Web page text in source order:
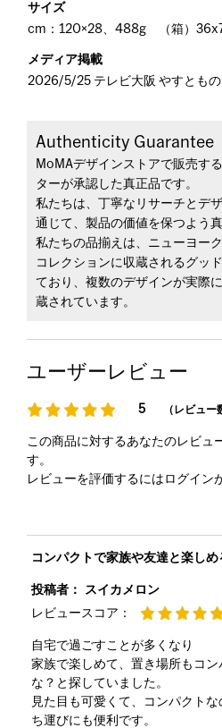
サイズ
cm：120×28、488g （箱）
メディア掲載
2026/5/25 テレビ大阪 やすともの
Authenticity Guarantee
MoMAデザインストアで販売す
ターが承認した真正品です。
私たちは、丁寧なリサーチとデ
通じて、製品の価値を保つよう
私たちの品揃えは、ニューヨー
コレクションに収蔵されるグッ
ており、複数のデザインが実際
蔵されています。
ユーザーレビュー
5 （レビュー
この商品に対するあなたのレビュ
す。
レビューを評価するには ログイン
コンパクトで家族や友達と楽し
投稿者：
スイカメロン
レビュースコア：
自宅で過ごすことが多くなり
家族で楽しめて、置き場所もコ
な？と探していました。
見た目も可愛くて、コンパクト
ち運びにも便利です。